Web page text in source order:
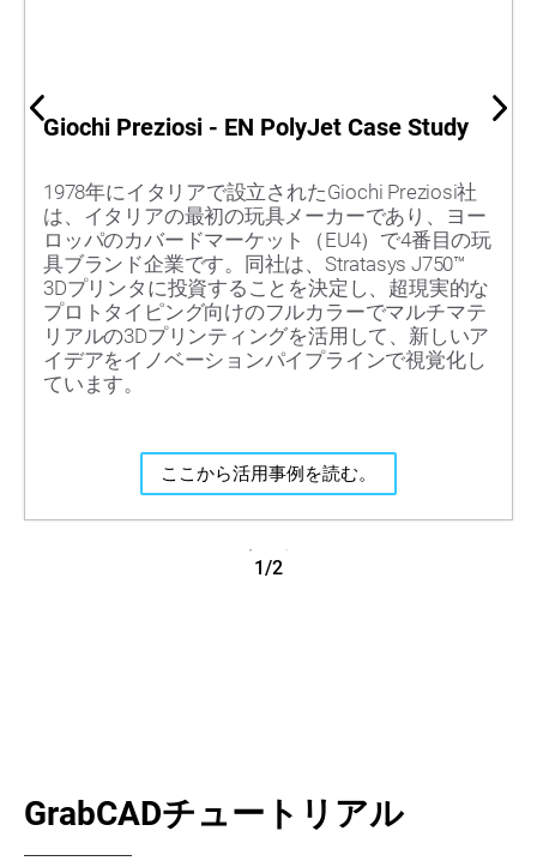
Giochi Preziosi - EN PolyJet Case Study
1978年にイタリアで設立されたGiochi Preziosi社
は、イタリアの最初の玩具メーカーであり、ヨー
ロッパのカバードマーケット（EU4）で4番目の玩
具ブランド企業です。同社は、Stratasys J750™
3Dプリンタに投資することを決定し、超現実的な
プロトタイピング向けのフルカラーでマルチマテ
リアルの3Dプリンティングを活用して、新しいア
イデアをイノベーションパイプラインで視覚化し
ています。
ここから活用事例を読む。
1/2
GrabCADチュートリアル